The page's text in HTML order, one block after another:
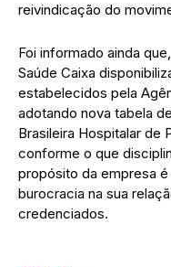
reivindicação do
Foi informado ainda
Saúde Caixa
estabelecidos pela
adotando nova tabela
Brasileira Hospitalar
conforme o que
propósito da empresa
burocracia na sua
credenciados.